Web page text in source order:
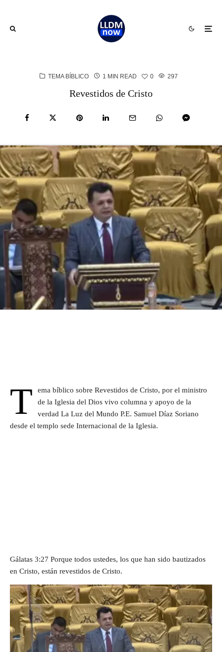
TEMA BÍBLICO 1 MIN READ 0 297
Revestidos de Cristo
T
ema bíblico sobre Revestidos de Cristo, por el ministro
de la Iglesia del Dios vivo columna y apoyo de la
verdad La Luz del Mundo P.E. Samuel Díaz Soriano
desde el templo sede Internacional de la Iglesia.
Gálatas 3:27 Porque todos ustedes, los que han sido bautizados
en Cristo, están revestidos de Cristo.